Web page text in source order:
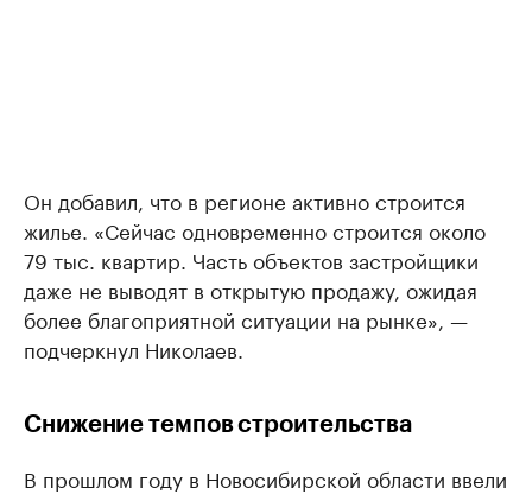
Он добавил, что в регионе активно строится
жилье. «Сейчас одновременно строится около
79 тыс. квартир. Часть объектов застройщики
даже не выводят в открытую продажу, ожидая
более благоприятной ситуации на рынке», —
подчеркнул Николаев.
Снижение темпов строительства
В прошлом году в Новосибирской области ввели